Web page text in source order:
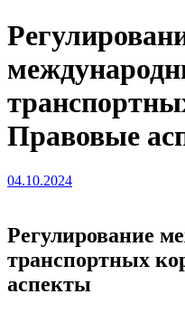
Правовые
04.10.2024
Регулирование
транспортных
аспекты